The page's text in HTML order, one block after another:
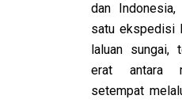
dan
satu ekspedisi
laluan sungai,
erat antara
setempat